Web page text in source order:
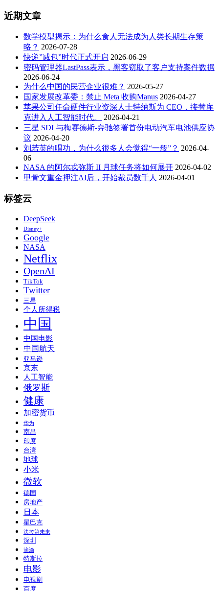
近期文章
数学模型揭示：为什么食人无法成为人类长期生存策
略？ 2026-07-28
快递”减包”时代正式开启 2026-06-29
密码管理器LastPass表示，黑客窃取了客户支持案件数据
2026-06-24
为什么中国的民营企业很难？ 2026-05-27
国家发展改革委：禁止 Meta 收购Manus 2026-04-27
苹果公司任命硬件行业资深人士特纳斯为 CEO，接替库
克进入人工智能时代。
2026-04-21
三星 SDI 与梅赛德斯-奔驰签署首份电动汽车电池供应协
议 2026-04-20
刘若英的唱功，为什么很多人会觉得“一般”？ 2026-04-
06
NASA 的阿尔忒弥斯 II 月球任务将如何展开 2026-04-02
甲骨文重金押注AI后，开始裁员数千人 2026-04-01
标签云
DeepSeek
Disney+
Google
NASA
Netflix
OpenAI
TikTok
Twitter
三星
个人所得税
中国
中国电影
中国航天
亚马逊
京东
人工智能
俄罗斯
健康
加密货币
华为
南昌
印度
台湾
地球
小米
微软
德国
房地产
日本
星巴克
法拉第未来
深圳
滴滴
特斯拉
电影
电视剧
百度